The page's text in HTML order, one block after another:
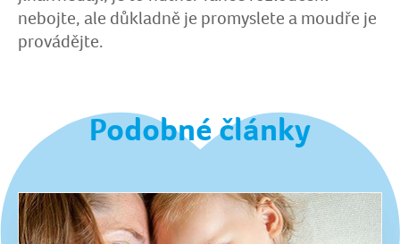
nebojte, ale důkladně je promyslete a moudře je
provádějte.
Podobné články